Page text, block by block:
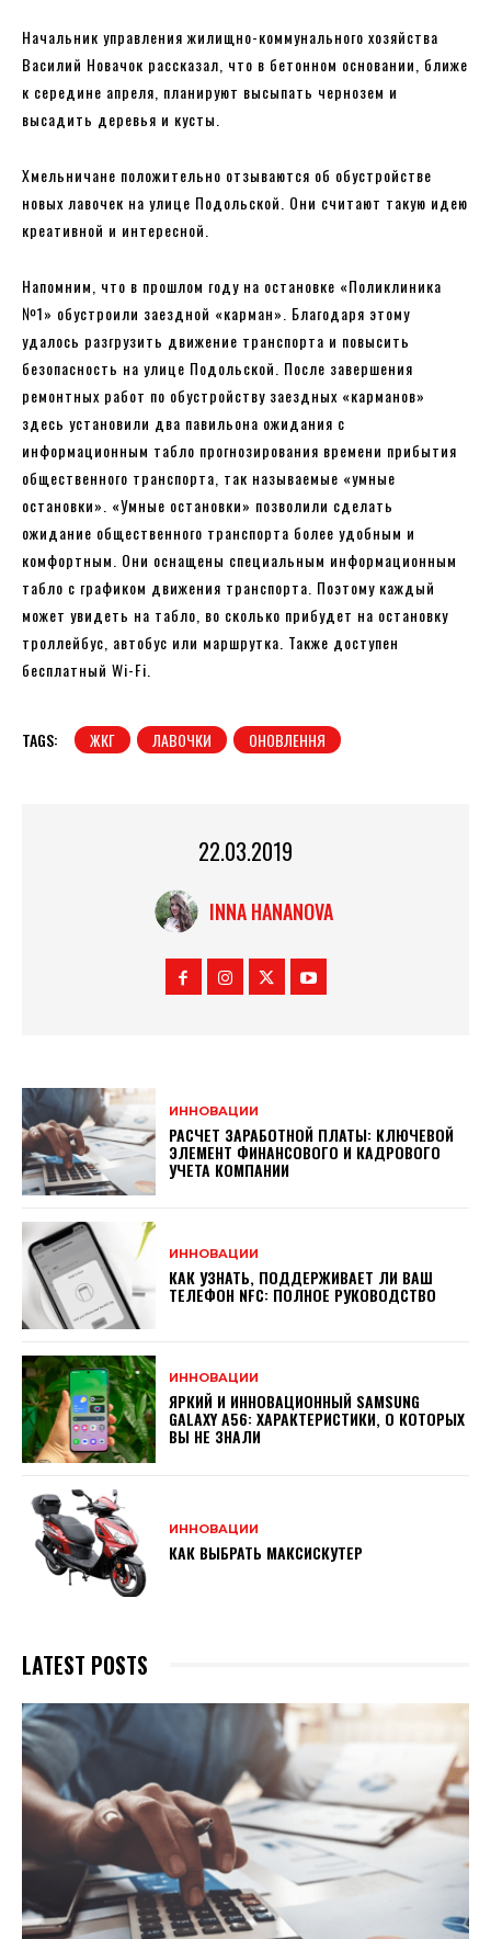
Начальник управления жилищно-коммунального хозяйства
Василий Новачок рассказал, что в бетонном основании, ближе
к середине апреля, планируют высыпать чернозем и
высадить деревья и кусты.
Хмельничане положительно отзываются об обустройстве
новых лавочек на улице Подольской. Они считают такую ​​идею
креативной и интересной.
Напомним, что в прошлом году на остановке «Поликлиника
№1» обустроили заездной «карман». Благодаря этому
удалось разгрузить движение транспорта и повысить
безопасность на улице Подольской. После завершения
ремонтных работ по обустройству заездных «карманов»
здесь установили два павильона ожидания с
информационным табло прогнозирования времени прибытия
общественного транспорта, так называемые «умные
остановки». «Умные остановки» позволили сделать
ожидание общественного транспорта более удобным и
комфортным. Они оснащены специальным информационным
табло с графиком движения транспорта. Поэтому каждый
может увидеть на табло, во сколько прибудет на остановку
троллейбус, автобус или маршрутка. Также доступен
бесплатный Wi-Fi.
TAGS: ЖКГ ЛАВОЧКИ ОНОВЛЕННЯ
22.03.2019
INNA HANANOVA
ИННОВАЦИИ
РАСЧЕТ ЗАРАБОТНОЙ ПЛАТЫ: КЛЮЧЕВОЙ
ЭЛЕМЕНТ ФИНАНСОВОГО И КАДРОВОГО
УЧЕТА КОМПАНИИ
ИННОВАЦИИ
КАК УЗНАТЬ, ПОДДЕРЖИВАЕТ ЛИ ВАШ
ТЕЛЕФОН NFC: ПОЛНОЕ РУКОВОДСТВО
ИННОВАЦИИ
ЯРКИЙ И ИННОВАЦИОННЫЙ SAMSUNG
GALAXY A56: ХАРАКТЕРИСТИКИ, О КОТОРЫХ
ВЫ НЕ ЗНАЛИ
ИННОВАЦИИ
КАК ВЫБРАТЬ МАКСИСКУТЕР
LATEST POSTS